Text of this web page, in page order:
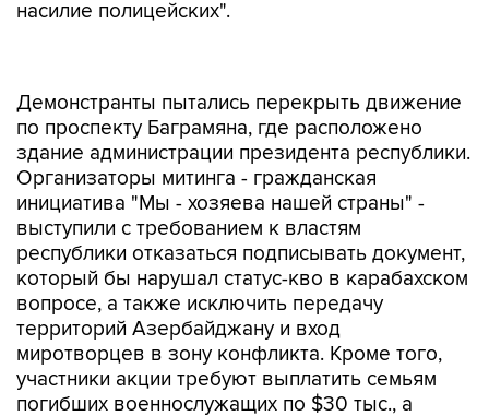
насилие полицейских".
здание администрации президента республики.
Организаторы митинга - гражданская
инициатива "Мы - хозяева нашей страны" -
выступили с требованием к властям
республики отказаться подписывать документ,
который бы нарушал статус-кво в карабахском
вопросе, а также исключить передачу
территорий Азербайджану и вход
миротворцев в зону конфликта. Кроме того,
участники акции требуют выплатить семьям
погибших военнослужащих по $30 тыс., а
семьям раненых - по $5 тыс.